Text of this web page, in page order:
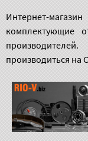
Интернет-
комплектующие
производиться на